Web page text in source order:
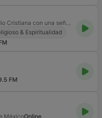
Somos una estación de radio Cristiana con una señal de lo alto.
& Espiritualidad
FM
MéxicoOnline